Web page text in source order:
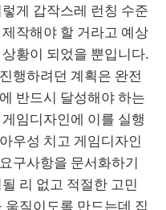
게 갑작스레 런칭 수준
작해야 할 거라고 예상
황이 되었을 뿐입니다.
행하려던 계획은 완전
반드시 달성해야 하는
임디자인에 이를 실행
우성 치고 게임디자인
구사항을 문서화하기
리 없고 적절한 고민
직이도록 만드는데 집